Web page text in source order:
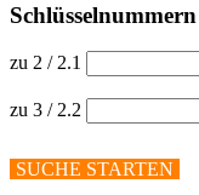
Schlüsselnummern
zu 2 / 2.1
zu 3 / 2.2
SUCHE STARTEN